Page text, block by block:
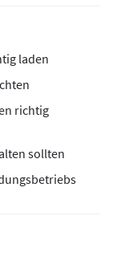
laden
richtig
sollten